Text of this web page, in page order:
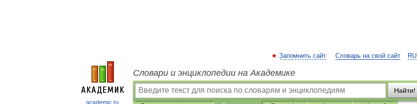
academic.ru
RU
Запомнить сайт Словарь на свой сайт
Словари и энциклопедии на Академике
Найти!